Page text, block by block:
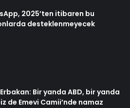
2025’ten itibaren bu
desteklenmeyecek
Bir yanda ABD, bir yanda
de Emevi Camii’nde namaz